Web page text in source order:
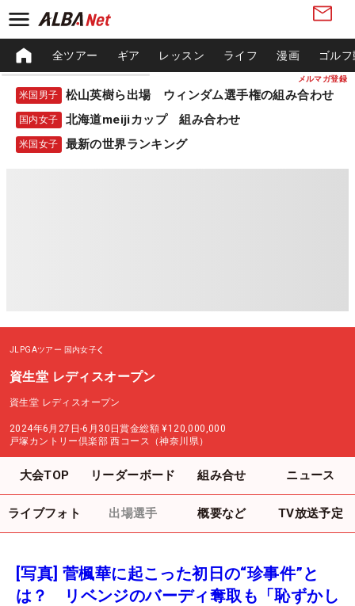
メルマガ登録
全ツアー ギア レッスン ライフ 漫画 ゴル
米国男子 松山英樹ら出場 ウィンダム選手権の組み合わせ
国内女子 北海道meijiカップ 組み合わせ
米国女子 最新の世界ランキング
JLPGAツアー 国内女子
資生堂 レディスオープン
資生堂 レディスオープン
2024年6月27日-6月30日賞金総額 ¥120,000,000
戸塚カントリー倶楽部 西コース（神奈川県）
大会TOP リーダーボード 組み合せ ニュース
ライブフォト 出場選手 概要など TV放送予定
[写真] 菅楓華に起こった初日の“珍事件”と
は？ リベンジのバーディ奪取も「恥ずかし